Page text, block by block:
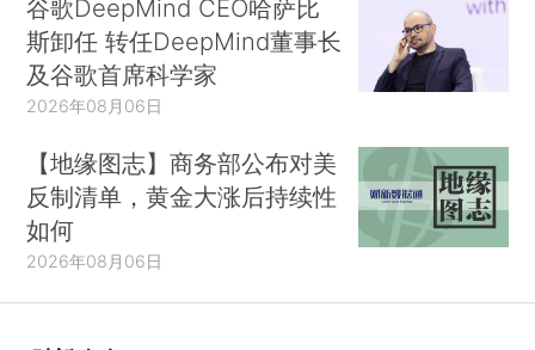
谷歌DeepMind CEO哈萨比
斯卸任 转任DeepMind董事长
及谷歌首席科学家
2026年08月06日
【地缘图志】商务部公布对美
反制清单，黄金大涨后持续性
如何
2026年08月06日